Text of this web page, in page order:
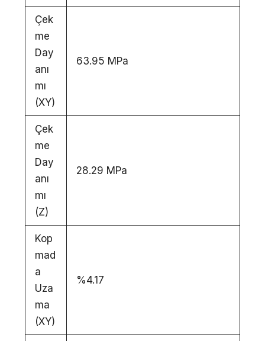
Çek
me
Day
anı
mı
(XY)
63.95 MPa
Çek
me
Day
anı
mı
(Z)
28.29 MPa
Kop
mad
a
Uza
ma
(XY)
%4.17